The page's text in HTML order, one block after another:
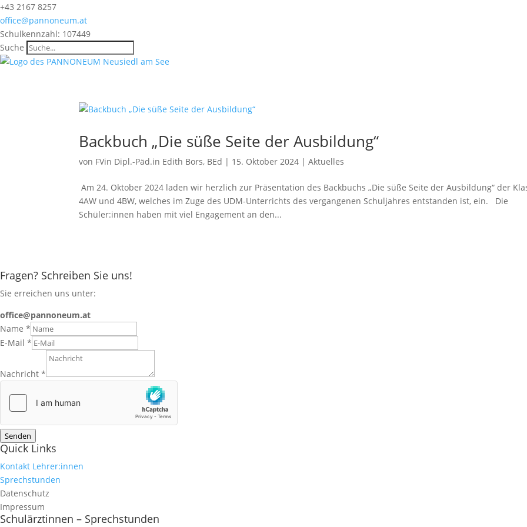
+43 2167 8257
office@pannoneum.at
Schulkennzahl: 107449
Suche
Backbuch „Die süße Seite der Ausbildung“
von FVin Dipl.-Päd.in Edith Bors, BEd | 15. Oktober 2024 |Aktuelles
Am 24. Oktober 2024 laden wir herzlich zur Präsentation des Backbuchs „Die süße Seite der Ausbildung“ der
4AW und 4BW, welches im Zuge des UDM-Unterrichts des vergangenen Schuljahres entstanden ist, ein. Die
Schüler:innen haben mit viel Engagement an den...
Fragen? Schreiben Sie uns!
Sie erreichen uns unter:
office@pannoneum.at
Name *
E-Mail *
Nachricht *
Senden
Quick Links
Kontakt Lehrer:innen
Sprechstunden
Datenschutz
Impressum
Schulärztinnen – Sprechstunden